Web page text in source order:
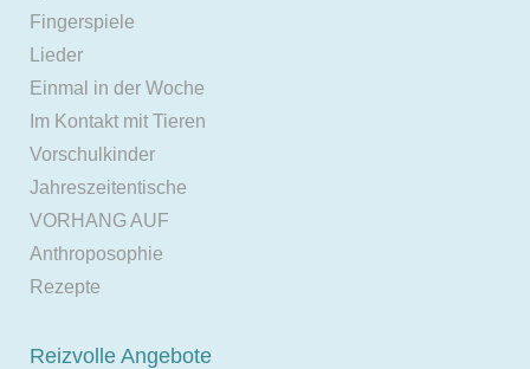
Fingerspiele
Lieder
Einmal in der Woche
Im Kontakt mit Tieren
Vorschulkinder
Jahreszeitentische
VORHANG AUF
Anthroposophie
Rezepte
Reizvolle Angebote